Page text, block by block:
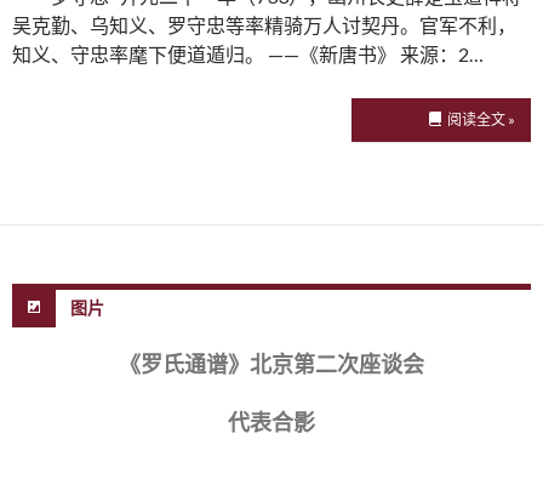
吴克勤、乌知义、罗守忠等率精骑万人讨契丹。官军不利，
知义、守忠率麾下便道遁归。 ——《新唐书》 来源：2…
阅读全文 »
图片
《罗氏通谱》北京第二次座谈会
代表合影